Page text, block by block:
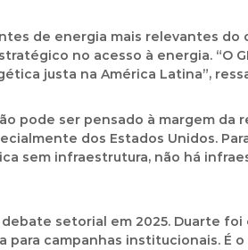
de energia mais relevantes
no acesso à energia. “O
justa na América Latina”,
pode ser pensado à margem da
dos Estados Unidos.
sem infraestrutura, não há
setorial em 2025. Duarte
para campanhas institucionais.